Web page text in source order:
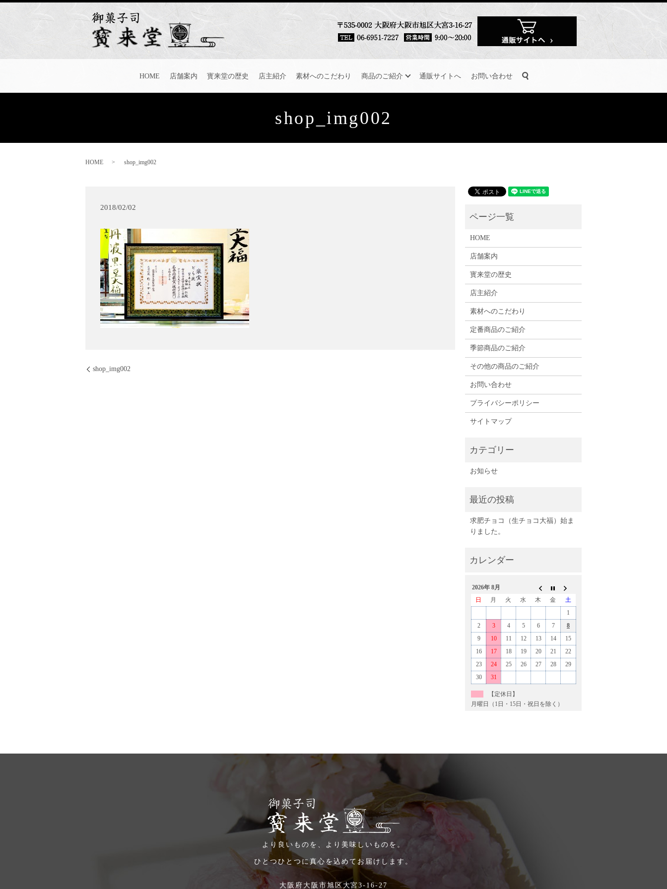
HOME 店舗案内 寳来堂の歴史 店主紹介 素材へのこだわり 商品のご紹介 通販サイトへ お問い合わせ
shop_img002
HOME shop_img002
2018/02/02
shop_img002
HOME
店舗案内
寳来堂の歴史
店主紹介
素材へのこだわり
定番商品のご紹介
季節商品のご紹介
その他の商品のご紹介
お問い合わせ
プライバシーポリシー
サイトマップ
お知らせ
求肥チョコ（生チョコ大福）始ま
りました。
2026年 8月
日
月 火 水 木 金
土
1
2
3 4 5 6 7
8
9
10 11 12 13 14
15
16
17 18 19 20 21
22
23
24 25 26 27 28
29
30
31
【定休日】
月曜日（1日・15日・祝日を除く）
より良いものを、より美味しいものを。
ひとつひとつに真心を込めてお届けします。
大阪府大阪市旭区大宮3-16-27